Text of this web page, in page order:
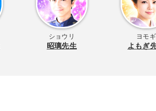
ショウリ
昭璃先生
ヨモギ
よもぎ